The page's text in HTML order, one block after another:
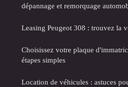
dépannage et remorquage
Leasing Peugeot 308 : trouvez la
Choisissez votre plaque
étapes simples
Location de véhicules : astuces